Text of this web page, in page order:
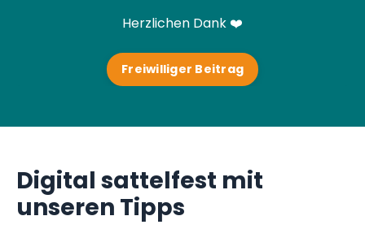
Herzlichen Dank ❤️
Freiwilliger Beitrag
Digital sattelfest mit
unseren Tipps